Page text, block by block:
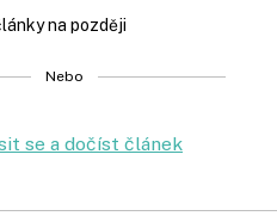
na později
Nebo
se a dočíst článek